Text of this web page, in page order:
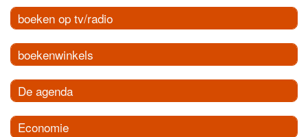
boeken op tv/radio
boekenwinkels
De agenda
Economie